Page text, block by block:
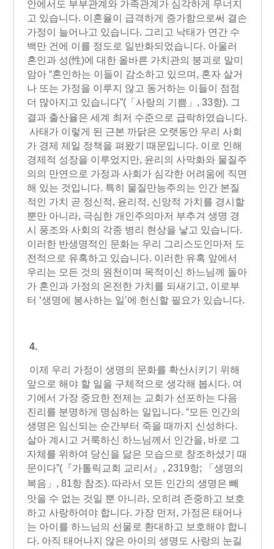
안에서도 부부관계와 가족관계가 심각하게 무너지
고 있습니다. 이혼율이 급격하게 증가함으로써 결손
가정이 늘어나고 있습니다. 그리고 낙태가 연간 수
백만 건에 이를 정도로 일반화되었습니다. 아울러
혼인과 성(性)에 대한 올바른 가치관의 붕괴로 말미
암아 “혼인하는 이들이 감소하고 있으며, 혼자 살거
나 또는 가정을 이루지 않고 동거하는 이들이 점점
더 많아지고 있습니다”(「사랑의 기쁨」, 33항). 그
결과 출산율은 세계 최저 수준으로 급락하였습니다.
사태가 이렇게 된 근본 까닭은 오랫동안 우리 사회
가 경제 제일 정책을 펴왔기 때문입니다. 이로 인해
경제적 성장을 이루었지만, 윤리의 사막화와 물질주
의의 만연으로 가정과 사회가 심각한 어려움에 직면
해 있는 것입니다. 특히 물질만능주의는 인간 본질
적인 가치 곧 정신적, 윤리적, 신앙적 가치를 경시할
뿐만 아니라, 극심한 개인주의마저 부추겨 생명 경
시 풍조와 사회의 각종 병리 현상을 낳고 있습니다.
이러한 반생명적인 문화는 우리 그리스도인마저 도
전적으로 유혹하고 있습니다. 이러한 유혹 앞에서
우리는 모든 것의 원천이며 목적이신 하느님께 돌아
가 혼인과 가정의 온전한 가치를 되새기고, 이로부
터 ‘생명에 봉사하는 일’에 헌신할 필요가 있습니다.
4.
이제 우리 가정이 생명의 문화를 확산시키기 위해
앞으로 해야 할 일을 구체적으로 생각해 봅시다. 여
기에서 가장 중요한 전제는 교회가 선포하는 다음
진리를 분명하게 명심하는 일입니다. “모든 인간의
생명은 임신되는 순간부터 죽을 때까지 신성하다.
살아 계시고 거룩하신 하느님께서 인간을, 바로 그
자체를 위하여 당신을 닮은 모습으로 창조하셨기 때
문이다”(『가톨릭교회 교리서』, 2319항; 「생명의
복음」, 81항 참조). 따라서 모든 인간의 생명은 빼
앗을 수 없는 것일 뿐 아니라, 오히려 존중하고 보호
하고 사랑하여야 합니다. 가장 먼저, 가정은 태어나
는 아이를 하느님의 선물로 환대하고 보호해야 합니
다. 아직 태어나지 않은 아이의 생명도 사랑의 눈길